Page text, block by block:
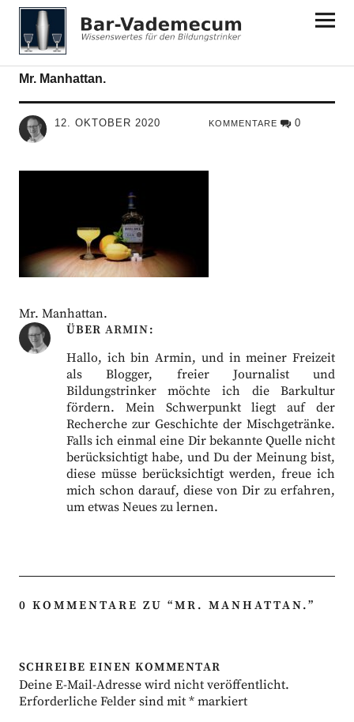
Bar-Vademecum
Mr. Manhattan.
12. OKTOBER 2020 KOMMENTARE 0
Mr. Manhattan.
ÜBER ARMIN
Hallo, ich bin Armin, und in meiner Freizeit
als Blogger, freier Journalist und
Bildungstrinker möchte ich die Barkultur
fördern. Mein Schwerpunkt liegt auf der
Recherche zur Geschichte der Mischgetränke.
Falls ich einmal eine Dir bekannte Quelle nicht
berücksichtigt habe, und Du der Meinung bist,
diese müsse berücksichtigt werden, freue ich
mich schon darauf, diese von Dir zu erfahren,
um etwas Neues zu lernen.
0 KOMMENTARE ZU “MR. MANHATTAN.”
SCHREIBE EINEN KOMMENTAR
Deine E-Mail-Adresse wird nicht veröffentlicht.
Erforderliche Felder sind mit *markiert